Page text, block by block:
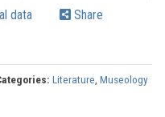
data Share
Literature, Museology